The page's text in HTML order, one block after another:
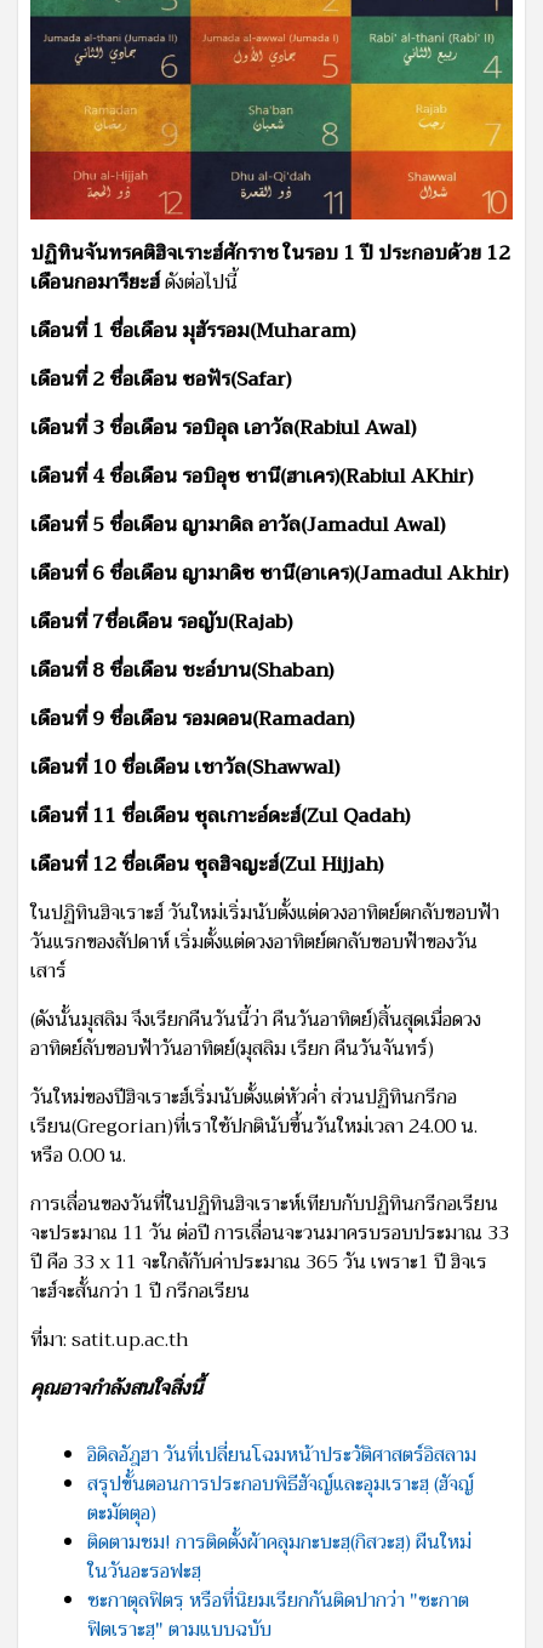
ปฏิทินจันทรคติฮิจเราะฮ์ศักราช ในรอบ 1 ปี ประกอบด้วย 12
เดือนกอมารียะฮ์ดังต่อไปนี้
เดือนที่ 1 ชื่อเดือน มุฮัรรอม(Muharam)
เดือนที่ 2 ชื่อเดือน ซอฟัร(Safar)
เดือนที่ 3 ชื่อเดือน รอบิอุล เอาวัล(Rabiul Awal)
เดือนที่ 4 ชื่อเดือน รอบิอุซ ซานี(ฮาเคร)(Rabiul AKhir)
เดือนที่ 5 ชื่อเดือน ญามาดิล อาวัล(Jamadul Awal)
เดือนที่ 6 ชื่อเดือน ญามาดิซ ซานี(อาเคร)(Jamadul Akhir)
เดือนที่ 7ชื่อเดือน รอญับ(Rajab)
เดือนที่ 8 ชื่อเดือน ชะอ์บาน(Shaban)
เดือนที่ 9 ชื่อเดือน รอมดอน(Ramadan)
เดือนที่ 10 ชื่อเดือน เชาวัล(Shawwal)
เดือนที่ 11 ชื่อเดือน ซุลเกาะอ์ดะฮ์(Zul Qadah)
เดือนที่ 12 ชื่อเดือน ซุลฮิจญะฮ์(Zul Hijjah)
ในปฏิทินฮิจเราะฮ์ วันใหม่เริ่มนับตั้งแต่ดวงอาทิตย์ตกลับขอบฟ้า
วันแรกของสัปดาห์ เริ่มตั้งแต่ดวงอาทิตย์ตกลับขอบฟ้าของวัน
เสาร์
(ดังนั้นมุสลิม จึงเรียกคืนวันนี้ว่า คืนวันอาทิตย์)สิ้นสุดเมื่อดวง
อาทิตย์ลับขอบฟ้าวันอาทิตย์(มุสลิม เรียก คืนวันจันทร์)
วันใหม่ของปีฮิจเราะฮ์เริ่มนับตั้งแต่หัวค่ำ ส่วนปฏิทินกรีกอ
เรียน(Gregorian)ที่เราใช้ปกตินับขึ้นวันใหม่เวลา 24.00 น.
หรือ 0.00 น.
การเลื่อนของวันที่ในปฏิทินฮิจเราะห์เทียบกับปฏิทินกรีกอเรียน
จะประมาณ 11 วัน ต่อปี การเลื่อนจะวนมาครบรอบประมาณ 33
ปี คือ 33 x 11 จะใกล้กับค่าประมาณ 365 วัน เพราะ1 ปี ฮิจเร
าะฮ์จะสั้นกว่า 1 ปี กรีกอเรียน
ที่มา: satit.up.ac.th
คุณอาจกำลังสนใจสิ่งนี้
อิดิลอัฎฮา วันที่เปลี่ยนโฉมหน้าประวัติศาสตร์อิสลาม
สรุปขั้นตอนการประกอบพิธีฮัจญ์และอุมเราะฮฺ (ฮัจญ์
ตะมัตตุอ)
ติดตามชม! การติดตั้งผ้าคลุมกะบะฮฺ(กิสวะฮฺ) ผืนใหม่
ในวันอะรอฟะฮฺ
ซะกาตุลฟิตรฺ หรือที่นิยมเรียกกันติดปากว่า "ซะกาต
ฟิตเราะฮฺ" ตามแบบฉบับ